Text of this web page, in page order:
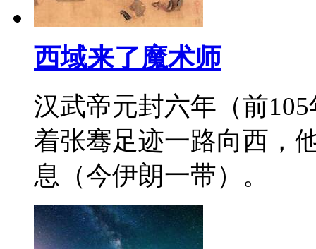
西域来了魔术师
汉武帝元封六年（前
着张骞足迹一路向西
息（今伊朗一带）。